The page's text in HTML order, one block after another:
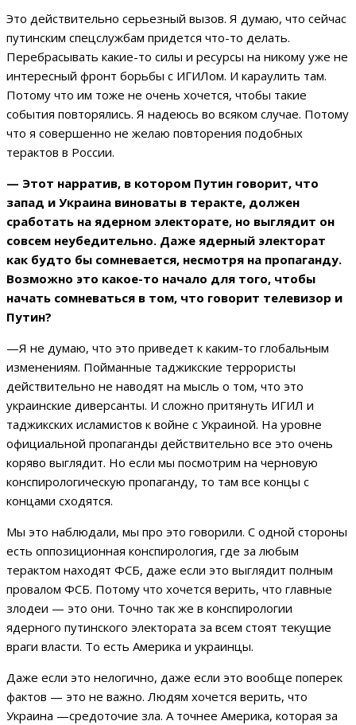
Это действительно серьезный вызов. Я думаю, что сейчас
путинским спецслужбам придется что-то делать.
Перебрасывать какие-то силы и ресурсы на никому уже не
интересный фронт борьбы с ИГИЛом. И караулить там.
Потому что им тоже не очень хочется, чтобы такие
события повторялись. Я надеюсь во всяком случае. Потому
что я совершенно не желаю повторения подобных
терактов в России.
— Этот нарратив, в котором Путин говорит, что
запад и Украина виноваты в теракте, должен
сработать на ядерном электорате, но выглядит он
совсем неубедительно. Даже ядерный электорат
как будто бы сомневается, несмотря на пропаганду.
Возможно это какое-то начало для того, чтобы
начать сомневаться в том, что говорит телевизор и
Путин?
—Я не думаю, что это приведет к каким-то глобальным
изменениям. Пойманные таджикские террористы
действительно не наводят на мысль о том, что это
украинские диверсанты. И сложно притянуть ИГИЛ и
таджикских исламистов к войне с Украиной. На уровне
официальной пропаганды действительно все это очень
коряво выглядит. Но если мы посмотрим на черновую
конспирологическую пропаганду, то там все концы с
концами сходятся.
Мы это наблюдали, мы про это говорили. С одной стороны
есть оппозиционная конспирология, где за любым
терактом находят ФСБ, даже если это выглядит полным
провалом ФСБ. Потому что хочется верить, что главные
злодеи — это они. Точно так же в конспирологии
ядерного путинского электората за всем стоят текущие
враги власти. То есть Америка и украинцы.
Даже если это нелогично, даже если это вообще поперек
фактов — это не важно. Людям хочется верить, что
Украина —средоточие зла. А точнее Америка, которая за